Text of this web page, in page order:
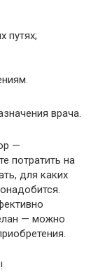
путях;
врача.
—
потратить на
для каких
— можно